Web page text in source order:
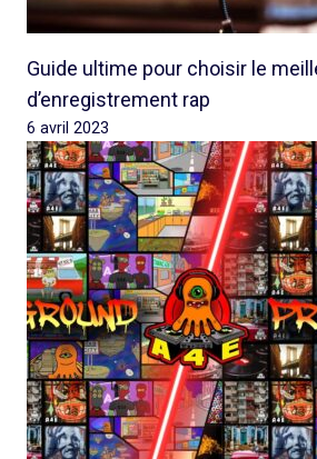
Guide ultime pour choisir le
d’enregistrement rap
6 avril 2023